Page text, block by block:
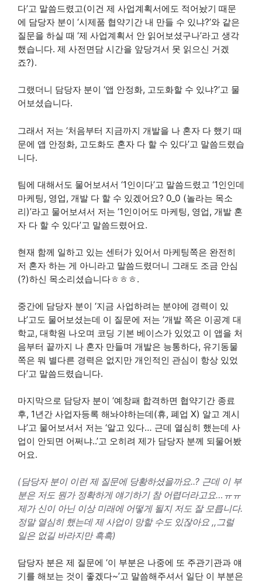
다’고 말씀드렸고(이건 제 사업계획서에도 적어놨기 때문
에 담당자 분이 ‘시제품 협약기간 내 만들 수 있냐?’와 같은
질문을 하실 때 ‘제 사업계획서 안 읽어보셨구나’라고 생각
했습니다. 제 사전면담 시간을 앞당겨서 못 읽으신 거겠
죠?).
그랬더니 담당자 분이 ‘앱 안정화, 고도화할 수 있냐?’고 물
어보셨습니다.
그래서 저는 ‘처음부터 지금까지 개발을 나 혼자 다 했기 때
문에 앱 안정화, 고도화도 혼자 다 할 수 있다’고 말씀드렸습
니다.
팀에 대해서도 물어보셔서 ‘1인이다’고 말씀드렸고 ‘1인인데
마케팅, 영업, 개발 다 할 수 있겠어요? 0_0 (놀라는 목소
리)’라고 물어보셔서 저는 ‘1인이어도 마케팅, 영업, 개발 혼
자 다 할 수 있다’고 말씀드렸어요.
현재 함께 일하고 있는 센터가 있어서 마케팅쪽은 완전히
저 혼자 하는 게 아니라고 말씀드렸더니 그래도 조금 안심
(?)하신 목소리셨습니다ㅎㅎㅎ.
중간에 담당자 분이 ‘지금 사업하려는 분야에 경력이 있
냐’고도 물어보셨는데 이 질문에 저는 ‘개발 쪽은 이공계 대
학교, 대학원 나오며 코딩 기본 베이스가 있었고 이 앱을 처
음부터 끝까지 나 혼자 만들며 개발은 능통하다, 유기동물
쪽은 뭐 별다른 경력은 없지만 개인적인 관심이 항상 있었
다’고 말씀드렸습니다.
마지막으로 담당자 분이 ‘예창패 합격하면 협약기간 종료
후, 1년간 사업자등록 해놔야하는데(휴, 폐업 X) 알고 계시
냐’고 물어보셔서 저는 ‘알고 있다… 근데 열심히 했는데 사
업이 안되면 어쩌냐..’고 오히려 제가 담당자 분께 되물어봤
어요.
(담당자 분이 이런 제 질문에 당황하셨을까요..? 근데 이 부
분은 저도 뭔가 정확하게 얘기하기 참 어렵더라고요…ㅠㅠ
제가 신이 아닌 이상 미래에 어떻게 될지 저도 잘 모릅니다.
정말 열심히 했는데 제 사업이 망할 수도 있잖아요 ,,그럴
일은 없길 바라지만 흑흑)
담당자 분은 제 질문에 ‘이 부분은 나중에 또 주관기관과 얘
기를 해보는 것이 좋겠다~’고 말씀해주셔서 일단 이 부분은